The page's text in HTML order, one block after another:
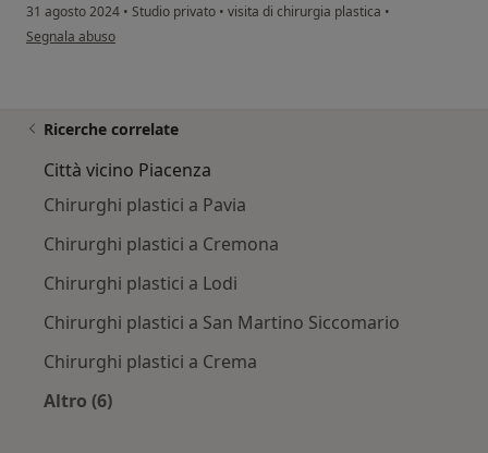
31 agosto 2024 • Studio privato • visita di chirurgia plastica •
secondo l'opinione dell'utente Elisa
Segnala abuso
Ricerche correlate
Città vicino Piacenza
Chirurghi plastici a Pavia
Chirurghi plastici a Cremona
Chirurghi plastici a Lodi
Chirurghi plastici a San Martino Siccomario
Chirurghi plastici a Crema
Altro (6)